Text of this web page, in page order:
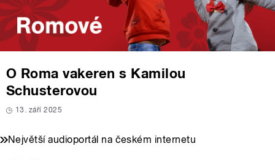
O Roma vakeren s Kamilou
Schusterovou
13. září 2025
Největší audioportál na českém internetu